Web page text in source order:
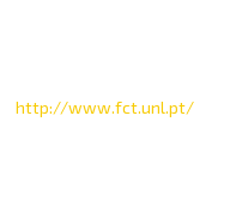
http://www.fct.unl.pt/